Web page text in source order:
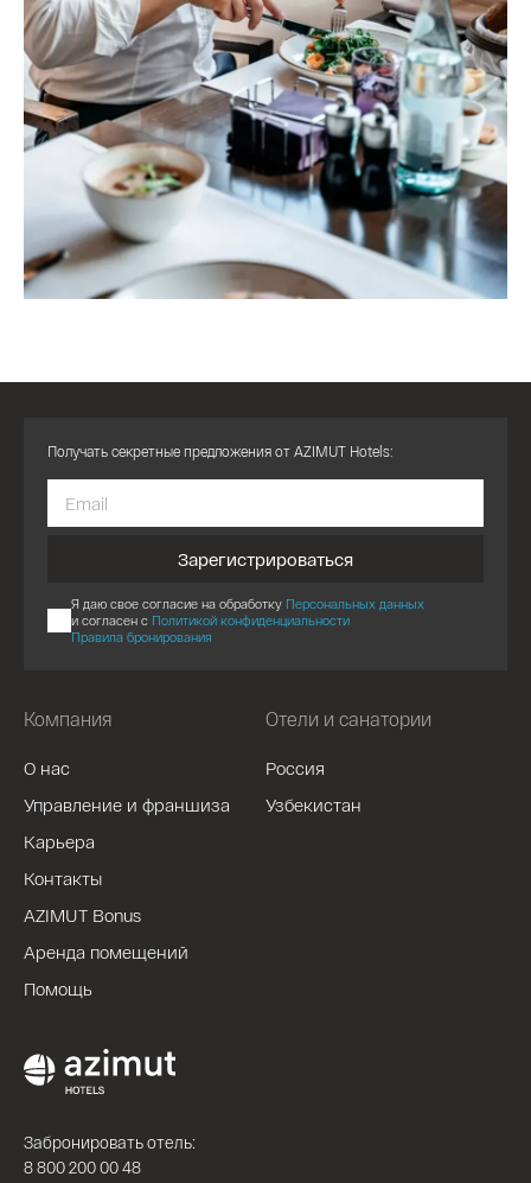
Компания
О нас
Управление и франшиза
Карьера
Контакты
AZIMUT Bonus
Аренда помещений
Помощь
Отели и санатории
Россия
Узбекистан
Получать секретные предложения от AZIMUT Hotels:
Зарегистрироваться
Я даю свое согласие на обработку Персональных данных
и согласен с Политикой конфиденциальности
Правила бронирования
Забронировать отель:
8 800 200 00 48